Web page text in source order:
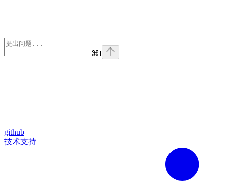
⌘I
github
技术支持